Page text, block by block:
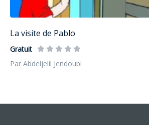
La visite de Pablo
Gratuit
Par Abdeljelil Jendoubi